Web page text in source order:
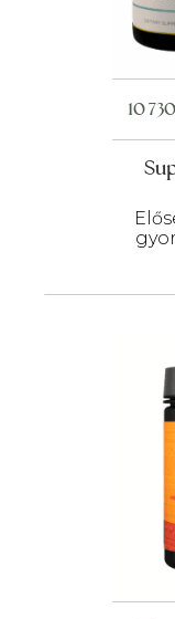
10 730